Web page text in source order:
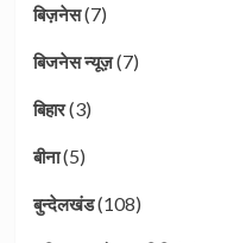
बिज़नेस(7)
बिजनेस न्यूज़(7)
बिहार(3)
बीना(5)
बुन्देलखंड(108)